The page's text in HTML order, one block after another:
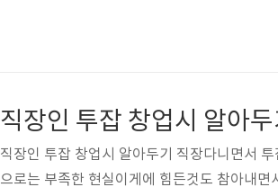
직장인 투잡 창업시 알아두
직장인 투잡 창업시 알아두기 직장다니면서
으로는 부족한 현실이게에 힘든것도 참아내